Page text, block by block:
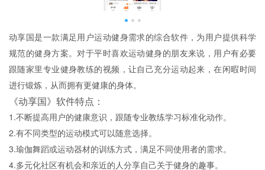
动享国是一款满足用户运动健身需求的综合软件，为用户提供科学
规范的健身方案。对于平时喜欢运动健身的朋友来说，用户有必要
跟随家里专业健身教练的视频，让自己充分运动起来，在闲暇时间
进行锻炼，从而拥有更健康的身体。
《动享国》软件特点：
1.不断提高用户的健康意识，跟随专业教练学习标准化动作。
2.有不同类型的运动模式可以随意选择。
3.瑜伽舞蹈或运动器材的训练方式，满足不同使用者的需求。
4.多元化社区有机会和亲近的人分享自己关于健身的趣事。